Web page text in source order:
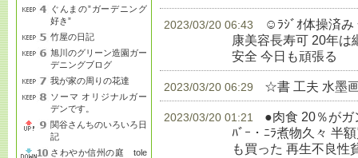
ぐんまの”ガーデニング
好き”
竹屋の日記
旭川のグリーン造園ガー
デニングブログ
我が家の周りの花達
ソーマ オリジナルガー
デンです。
関谷さんちのいろいろ日
記
さわやか信州の庭 tole
2023/03/20 06:43
☺ﾗｼﾞｵ体操済み
康美容長寿可 20年は
安全 今日も頑張る
2023/03/20 06:29 ☆書 工夫 水墨
2023/03/20 01:21
●肉食 20％がガ
ﾊﾞｰ・ﾆﾗ煮物久々 半
も買った 再生不良性